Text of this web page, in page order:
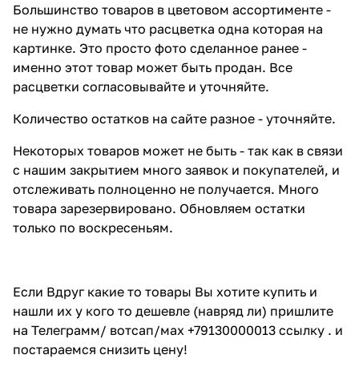
Большинство товаров в цветовом ассортименте -
не нужно думать что расцветка одна которая на
картинке. Это просто фото сделанное ранее -
именно этот товар может быть продан. Все
расцветки согласовывайте и уточняйте.
Количество остатков на сайте разное - уточняйте.
Некоторых товаров может не быть - так как в связи
с нашим закрытием много заявок и покупателей, и
отслеживать полноценно не получается. Много
товара зарезервировано. Обновляем остатки
только по воскресеньям.
Если Вдруг какие то товары Вы хотите купить и
нашли их у кого то дешевле (навряд ли) пришлите
на Телеграмм/ вотсап/мах +79130000013 ссылку . и
постараемся снизить цену!